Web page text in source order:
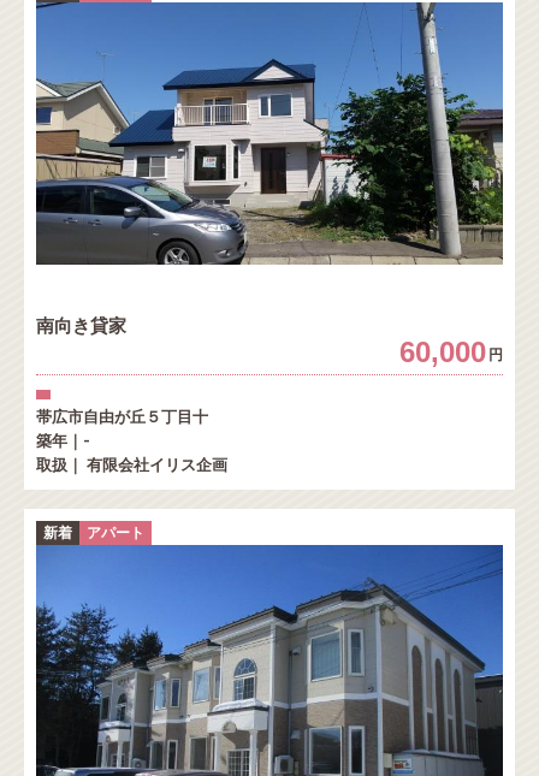
南向き貸家
60,000 円
帯広市自由が丘５丁目十
築年｜-
取扱｜ 有限会社イリス企画
新着 アパート